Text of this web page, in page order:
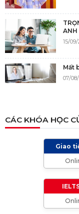
ANH
15/
Mất
07/
05/12/
CÁC KHÓA HỌC
Giao